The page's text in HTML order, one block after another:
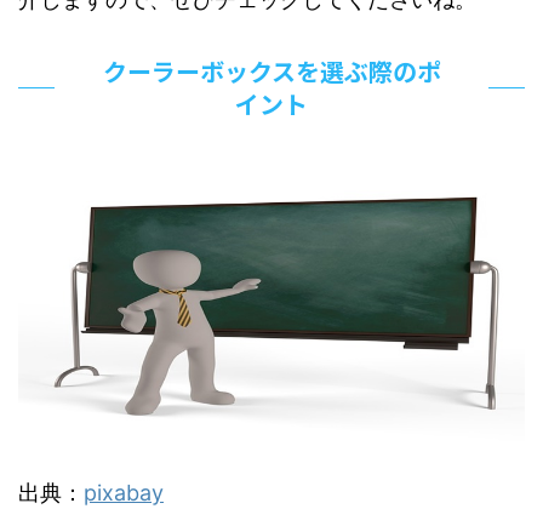
クーラーボックスを選ぶ際のポ
イント
出典： pixabay